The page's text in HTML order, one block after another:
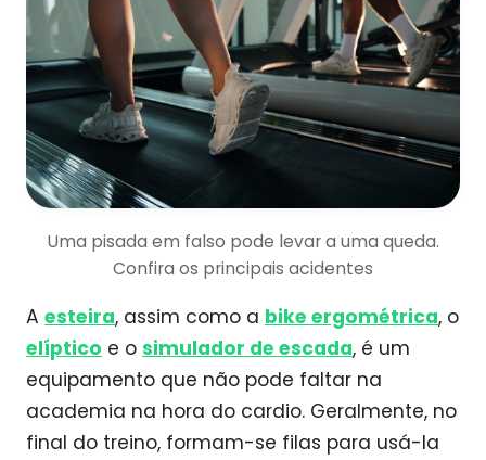
Uma pisada em falso pode levar a uma queda.
Confira os principais acidentes
A esteira, assim como a bike ergométrica, o
elíptico e o simulador de escada, é um
equipamento que não pode faltar na
academia na hora do cardio. Geralmente, no
final do treino, formam-se filas para usá-la